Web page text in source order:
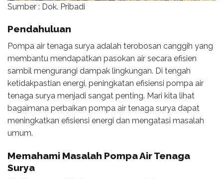
Sumber : Dok. Pribadi
Pendahuluan
Pompa air tenaga surya adalah terobosan canggih yang
membantu mendapatkan pasokan air secara efisien
sambil mengurangi dampak lingkungan. Di tengah
ketidakpastian energi, peningkatan efisiensi pompa air
tenaga surya menjadi sangat penting. Mari kita lihat
bagaimana perbaikan pompa air tenaga surya dapat
meningkatkan efisiensi energi dan mengatasi masalah
umum.
Memahami Masalah Pompa Air Tenaga
Surya